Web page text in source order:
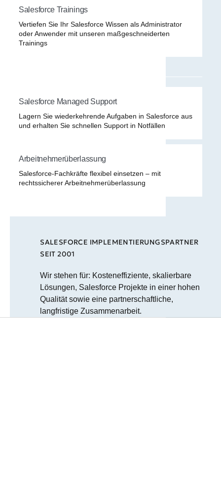
Salesforce Trainings
Vertiefen Sie Ihr Salesforce Wissen als Administrator
oder Anwender mit unseren maßgeschneiderten
Trainings
Salesforce Managed Support
Lagern Sie wiederkehrende Aufgaben in Salesforce aus
und erhalten Sie schnellen Support in Notfällen
Arbeitnehmerüberlassung
Salesforce-Fachkräfte flexibel einsetzen – mit
rechtssicherer Arbeitnehmerüberlassung
SALESFORCE IMPLEMENTIERUNGSPARTNER
SEIT 2001
Wir stehen für: Kosteneffiziente, skalierbare
Lösungen, Salesforce Projekte in einer hohen
Qualität sowie eine partnerschaftliche,
langfristige Zusammenarbeit.